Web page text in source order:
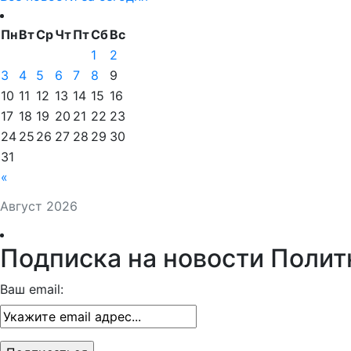
Август 2026
ПнВтСрЧтПтСбВс
«
1
2
3
4 5 6 7 8
9
10 11 12 13 14 15 16
17 18 19 20 21 22 23
24 25 26 27 28 29 30
31
Подписка на новости
Ваш email: